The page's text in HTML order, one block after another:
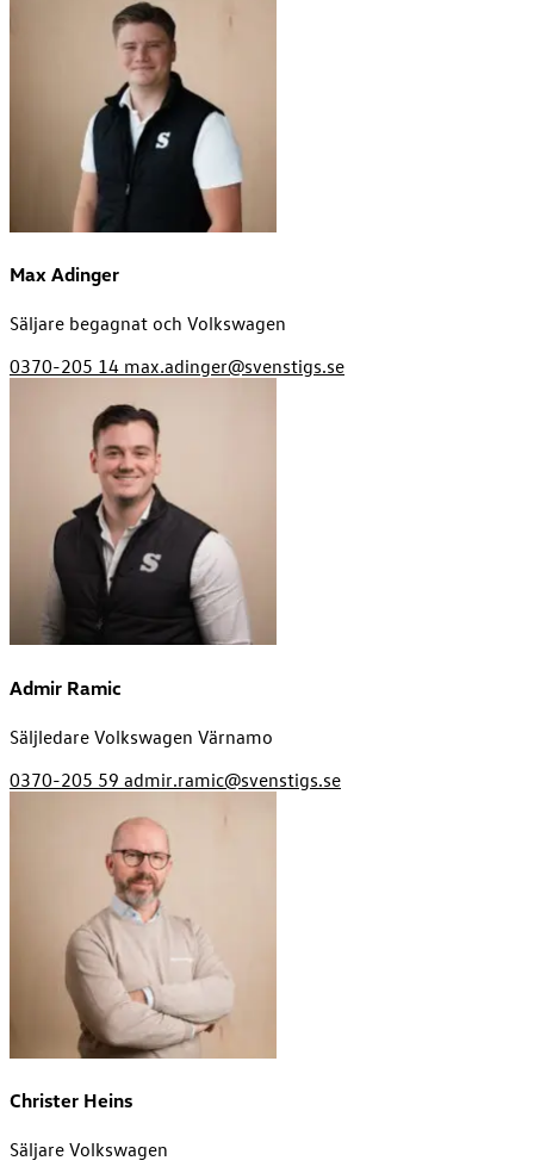
Max Adinger
Säljare begagnat och Volkswagen
0370-205 14 max.adinger@svenstigs.se
Admir Ramic
Säljledare Volkswagen Värnamo
0370-205 59 admir.ramic@svenstigs.se
Christer Heins
Säljare Volkswagen